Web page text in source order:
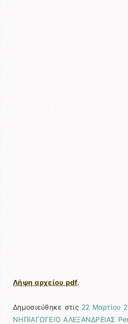
Λήψη αρχείου pdf.
Δημοσιεύθηκε στις 22 Μαρτίου
ΝΗΠΙΑΓΩΓΕΙΟ ΑΛΕΞΑΝΔΡΕΙΑΣ